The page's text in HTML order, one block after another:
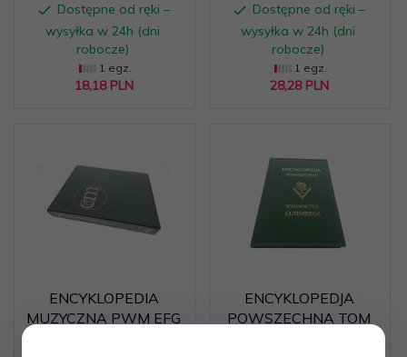
Dostępne od ręki –
wysyłka w 24h (dni
robocze)
1 egz.
18,18 PLN
Dostępne od ręki –
wysyłka w 24h (dni
robocze)
1 egz.
28,28 PLN
ENCYKLOPEDIA
MUZYCZNA PWM EFG
ENCYKLOPEDJA
POWSZECHNA TOM